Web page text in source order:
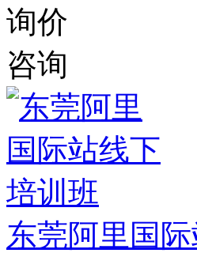
询价
咨询
东莞阿里国